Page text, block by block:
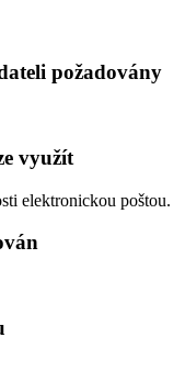
požadovány
využít
elektronickou poštou.